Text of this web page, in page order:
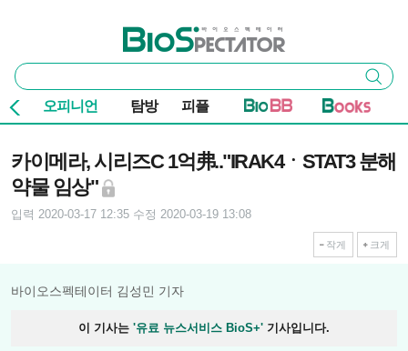
바이오스펙테이터
통
합
검
색
검색
오피니언 탐방 피플
카이메라, 시리즈C 1억弗.."IRAK4ㆍSTAT3 분해
약물 임상"
입력 2020-03-17 12:35 수정 2020-03-19 13:08
작게 크게
바이오스펙테이터 김성민 기자
이 기사는 '유료 뉴스서비스 BioS+' 기사입니다.